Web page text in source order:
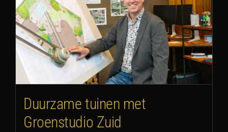
Duurzame tuinen met
Groenstudio Zuid